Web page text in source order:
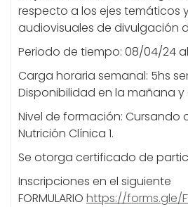
respecto a los ejes temáticos
audiovisuales de divulgación
Periodo de tiempo: 08/04/24
Carga horaria semanal: 5hs
Disponibilidad en la mañana y
Nivel de formación:
Nutrición Clínica 1.
Se otorga certificado de
Inscripciones en el siguiente
FORMULARIO https://forms.gle/